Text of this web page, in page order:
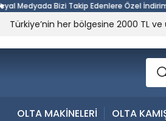
Bizi Takip Edenlere Özel İndirimler
Türkiye’nin her bölgesine 2000 TL
OLTA MAKİNELERİ OLTA